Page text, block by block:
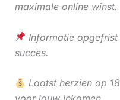
maximale online winst.
Informatie
succes.
Laatst herzien op